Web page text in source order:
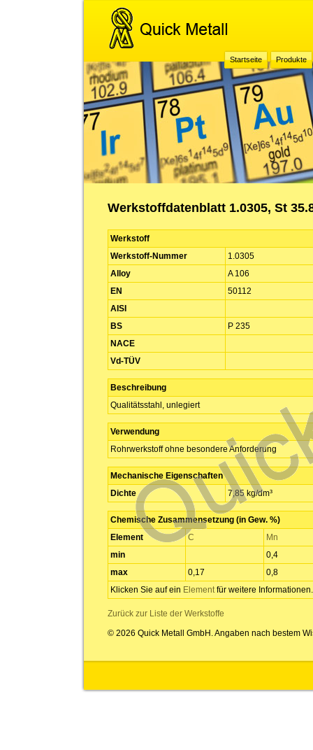
Startseite Produkte
Werkstoffdatenblatt 1.0305, St
Werkstoff
Werkstoff-Nummer
1.0305
Alloy
A 106
EN
50112
AISI
BS
P 235
NACE
Vd-TÜV
Beschreibung
Qualitätsstahl, unlegiert
Verwendung
Rohrwerkstoff ohne besondere Anforderung
Mechanische Eigenschaften
Dichte
7,85 kg/dm³
Chemische Zusammensetzung (in Gew. %)
Element
C
Mn
min
0,4
max
0,17
0,8
Klicken Sie auf ein Elementfür weitere Informationen.
Zurück zur Liste der Werkstoffe
© 2026 Quick Metall GmbH. Angaben nach bestem